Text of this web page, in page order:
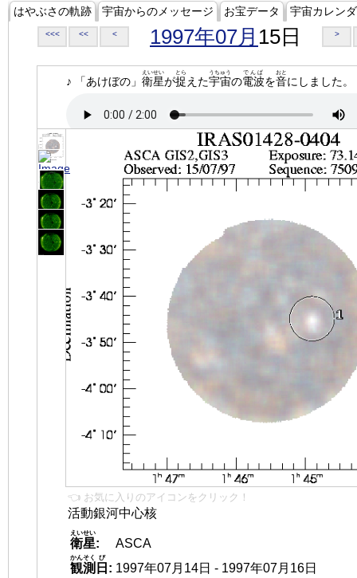
はやぶさの軌跡 宇宙からのメッセージ お宝データ 宇宙カレン
<<< << < 1997年07月 15日 >
♪ 「あけぼの」 衛星
えいせい
が捉
とら
えた宇宙
うちゅう
の電波
でんぱ
を音
おと
にしました。
👈 お気に入りのアイコンをクリック！
活動銀河中心核
衛星
えいせい
:
ASCA
観測
かんそく
日
び
: 1997年07月14日 - 1997年07月16日